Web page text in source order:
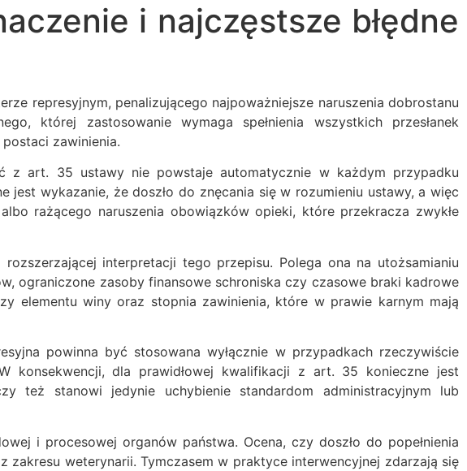
i najczęstsze błędne
represyjnym, penalizującego najpoważniejsze naruszenia dobrostanu
której zastosowanie wymaga spełnienia wszystkich przesłanek
zawinienia.
z art. 35 ustawy nie powstaje automatycznie w każdym przypadku
wykazanie, że doszło do znęcania się w rozumieniu ustawy, a więc
rażącego naruszenia obowiązków opieki, które przekracza zwykłe
interpretacji tego przepisu. Polega ona na utożsamianiu
ograniczone zasoby finansowe schroniska czy czasowe braki kadrowe
elementu winy oraz stopnia zawinienia, które w prawie karnym mają
powinna być stosowana wyłącznie w przypadkach rzeczywiście
konsekwencji, dla prawidłowej kwalifikacji z art. 35 konieczne jest
też stanowi jedynie uchybienie standardom administracyjnym lub
i procesowej organów państwa. Ocena, czy doszło do popełnienia
weterynarii. Tymczasem w praktyce interwencyjnej zdarzają się